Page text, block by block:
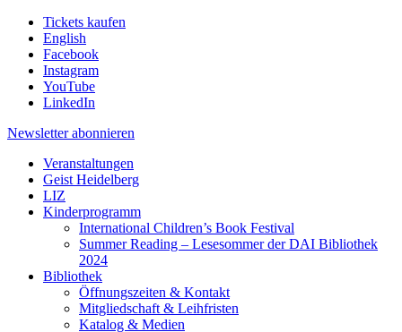
Tickets kaufen
English
Facebook
Instagram
YouTube
LinkedIn
Newsletter abonnieren
Veranstaltungen
Geist Heidelberg
LIZ
Kinderprogramm
International Children’s Book Festival
Summer Reading – Lesesommer der DAI Bibliothek
2024
Bibliothek
Öffnungszeiten & Kontakt
Mitgliedschaft & Leihfristen
Katalog & Medien